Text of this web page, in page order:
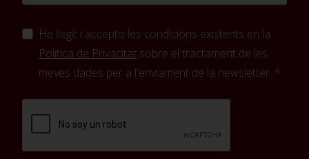
He llegit i accepto les condicions existents en la
Política de Privacitat sobre el tractament de les
meves dades per a l'enviament de la newsletter.